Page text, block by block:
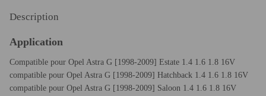
Description
Application
Compatible pour Opel Astra G [1998-2009] Estate 1.4 1.6 1.8 16V
compatible pour Opel Astra G [1998-2009] Hatchback 1.4 1.6 1.8 16V
compatible pour Opel Astra G [1998-2009] Saloon 1.4 1.6 1.8 16V